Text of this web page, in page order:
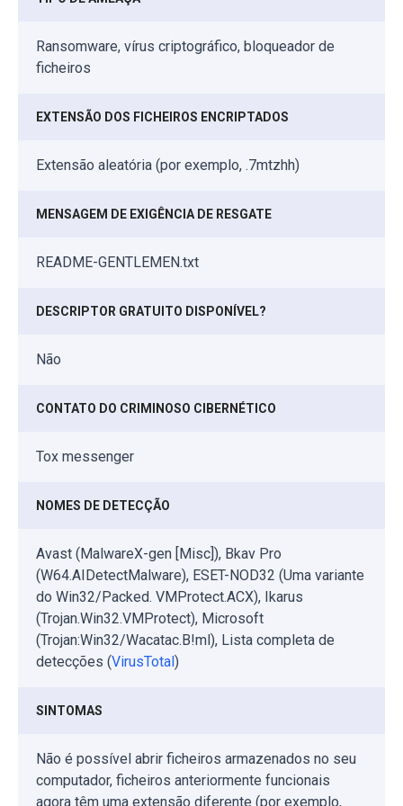
Ransomware, vírus criptográfico, bloqueador de
ficheiros
EXTENSÃO DOS FICHEIROS ENCRIPTADOS
Extensão aleatória (por exemplo, .7mtzhh)
MENSAGEM DE EXIGÊNCIA DE RESGATE
README-GENTLEMEN.txt
DESCRIPTOR GRATUITO DISPONÍVEL?
Não
CONTATO DO CRIMINOSO CIBERNÉTICO
Tox messenger
NOMES DE DETECÇÃO
Avast (MalwareX-gen [Misc]), Bkav Pro
(W64.AIDetectMalware), ESET-NOD32 (Uma variante
do Win32/Packed. VMProtect.ACX), Ikarus
(Trojan.Win32.VMProtect), Microsoft
(Trojan:Win32/Wacatac.B!ml), Lista completa de
detecções (VirusTotal)
SINTOMAS
Não é possível abrir ficheiros armazenados no seu
computador, ficheiros anteriormente funcionais
agora têm uma extensão diferente (por exemplo,